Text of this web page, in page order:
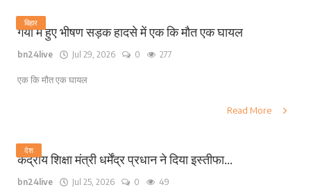
बिहार
गया में हुए भीषण सड़क हादसे में एक कि मौत एक घायल
bn24live Jul 29, 2026 0 277
एक कि मौत एक घायल
Read More
देश
केंद्रीय शिक्षा मंत्री धर्मेंद्र प्रधान ने दिया इस्तीफा...
bn24live Jul 25, 2026 0 49